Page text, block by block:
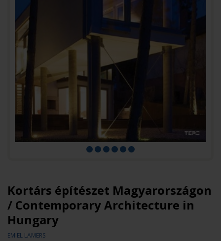
Kortárs építészet Magyarországon
/ Contemporary Architecture in
Hungary
EMIEL LAMERS